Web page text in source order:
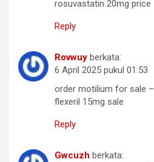
rosuvastatin 20mg price
Reply
Rovwuy berkata:
6 April 2025 pukul 01:53
order motilium for sale –
flexeril 15mg sale
Reply
Gwcuzh berkata: